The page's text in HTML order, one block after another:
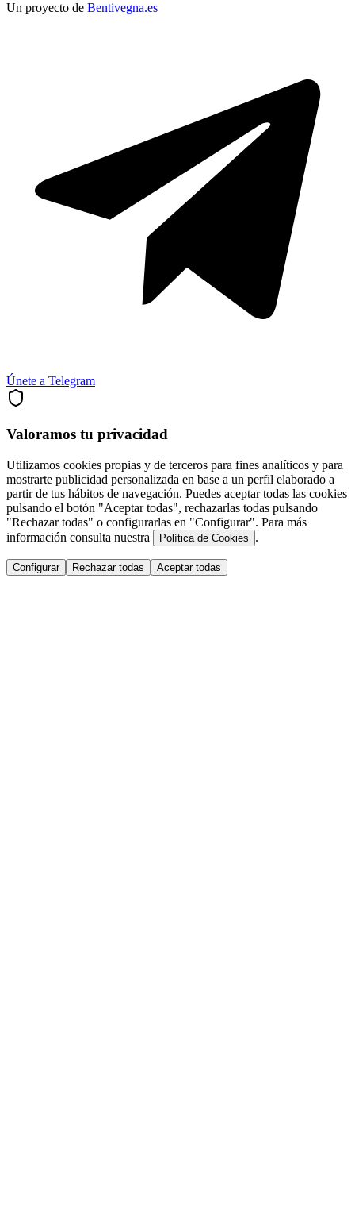
Un proyecto de Bentivegna.es
Únete a Telegram
Valoramos tu privacidad
Utilizamos cookies propias y de terceros para fines analíticos y para
mostrarte publicidad personalizada en base a un perfil elaborado a
partir de tus hábitos de navegación. Puedes aceptar todas las cookies
pulsando el botón "Aceptar todas", rechazarlas todas pulsando
"Rechazar todas" o configurarlas en "Configurar". Para más
información consulta nuestra
Política de Cookies .
Configurar Rechazar todas Aceptar todas